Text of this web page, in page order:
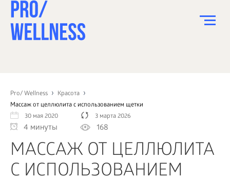
Pro/ Wellness
Красота
Массаж от целлюлита с использованием щетки
30 мая 2020
3 марта 2026
4 минуты 168
МАССАЖ ОТ ЦЕЛЛЮЛИТА
С ИСПОЛЬЗОВАНИЕМ
СПОРТ
ЗДОРОВЬЕ
КРАСОТА
ПСИХОЛОГИЯ
ДЕТИ